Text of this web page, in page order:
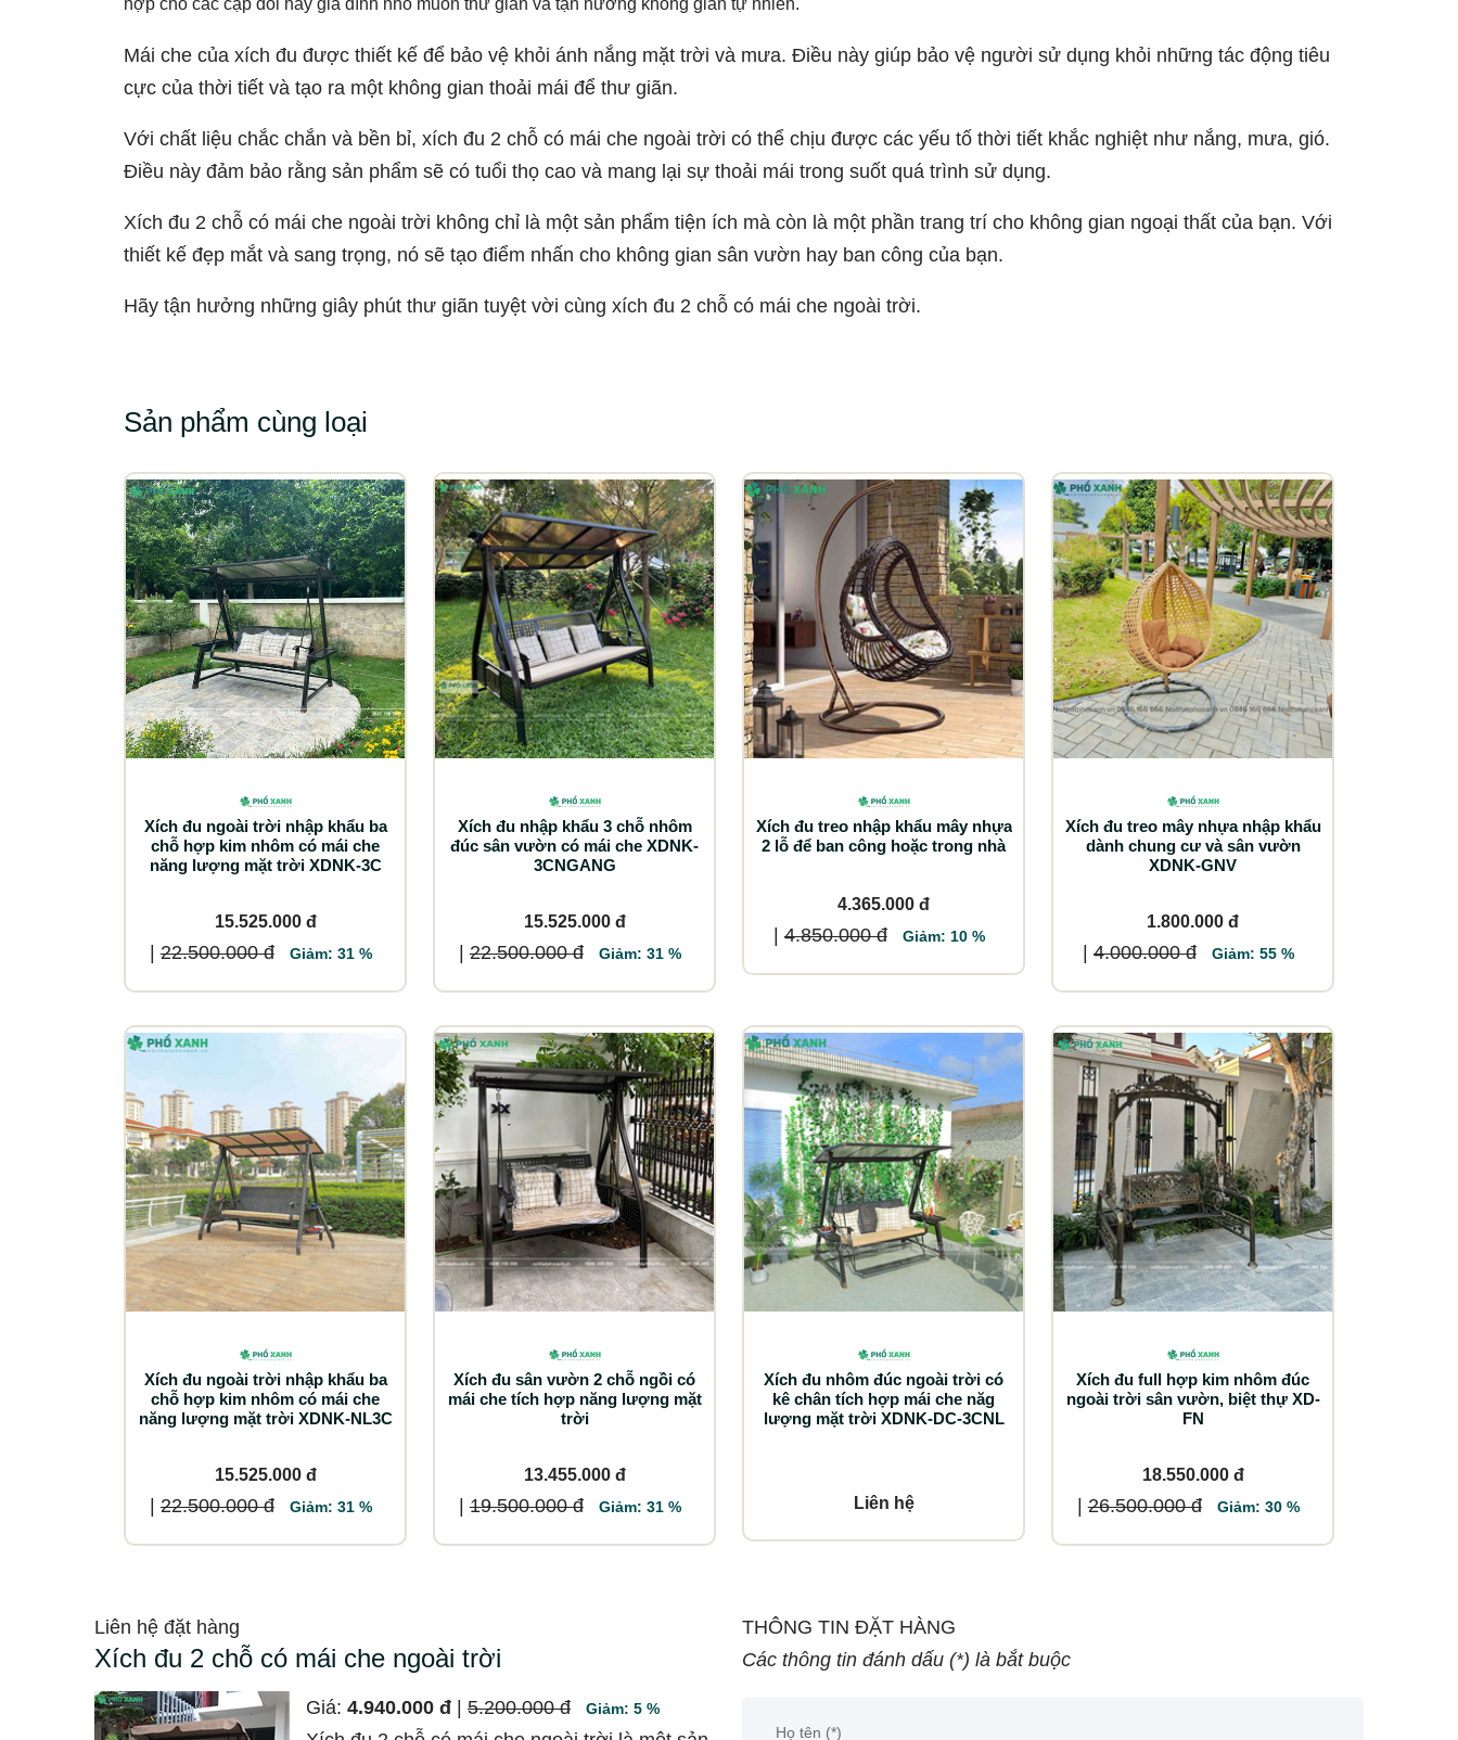
hợp cho các cặp đôi hay gia đình nhỏ muốn thư giãn và tận hưởng không gian tự nhiên.
Mái che của xích đu được thiết kế để bảo vệ khỏi ánh nắng mặt trời và mưa. Điều này giúp bảo vệ người sử dụng khỏi những tác động tiêu
cực của thời tiết và tạo ra một không gian thoải mái để thư giãn.
Với chất liệu chắc chắn và bền bỉ, xích đu 2 chỗ có mái che ngoài trời có thể chịu được các yếu tố thời tiết khắc nghiệt như nắng, mưa, gió.
Điều này đảm bảo rằng sản phẩm sẽ có tuổi thọ cao và mang lại sự thoải mái trong suốt quá trình sử dụng.
Xích đu 2 chỗ có mái che ngoài trời không chỉ là một sản phẩm tiện ích mà còn là một phần trang trí cho không gian ngoại thất của bạn. Với
thiết kế đẹp mắt và sang trọng, nó sẽ tạo điểm nhấn cho không gian sân vườn hay ban công của bạn.
Hãy tận hưởng những giây phút thư giãn tuyệt vời cùng xích đu 2 chỗ có mái che ngoài trời.
Sản phẩm cùng loại
Xích đu ngoài trời nhập khẩu ba
chỗ hợp kim nhôm có mái che
năng lượng mặt trời XDNK-3C
15.525.000 đ
22.500.000 đ Giảm: 31 %
Xích đu nhập khẩu 3 chỗ nhôm
đúc sân vườn có mái che XDNK-
3CNGANG
15.525.000 đ
22.500.000 đ Giảm: 31 %
Xích đu treo nhập khẩu mây nhựa
2 lỗ để ban công hoặc trong nhà
4.365.000 đ
4.850.000 đ Giảm: 10 %
Xích đu treo mây nhựa nhập khẩu
dành chung cư và sân vườn
XDNK-GNV
1.800.000 đ
4.000.000 đ Giảm: 55 %
Xích đu ngoài trời nhập khẩu ba
chỗ hợp kim nhôm có mái che
năng lượng mặt trời XDNK-NL3C
15.525.000 đ
22.500.000 đ Giảm: 31 %
Xích đu sân vườn 2 chỗ ngồi có
mái che tích hợp năng lượng mặt
trời
13.455.000 đ
19.500.000 đ Giảm: 31 %
Xích đu nhôm đúc ngoài trời có
kê chân tích hợp mái che năg
lượng mặt trời XDNK-DC-3CNL
Liên hệ
Xích đu full hợp kim nhôm đúc
ngoài trời sân vườn, biệt thự XD-
FN
18.550.000 đ
26.500.000 đ Giảm: 30 %
Liên hệ đặt hàng
Xích đu 2 chỗ có mái che ngoài trời
Giá: 4.940.000 đ 5.200.000 đ Giảm: 5 %
THÔNG TIN ĐẶT HÀNG
Các thông tin đánh dấu (*) là bắt buộc